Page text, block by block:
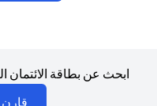
ابحث عن بطاقة الائتمان
قارن